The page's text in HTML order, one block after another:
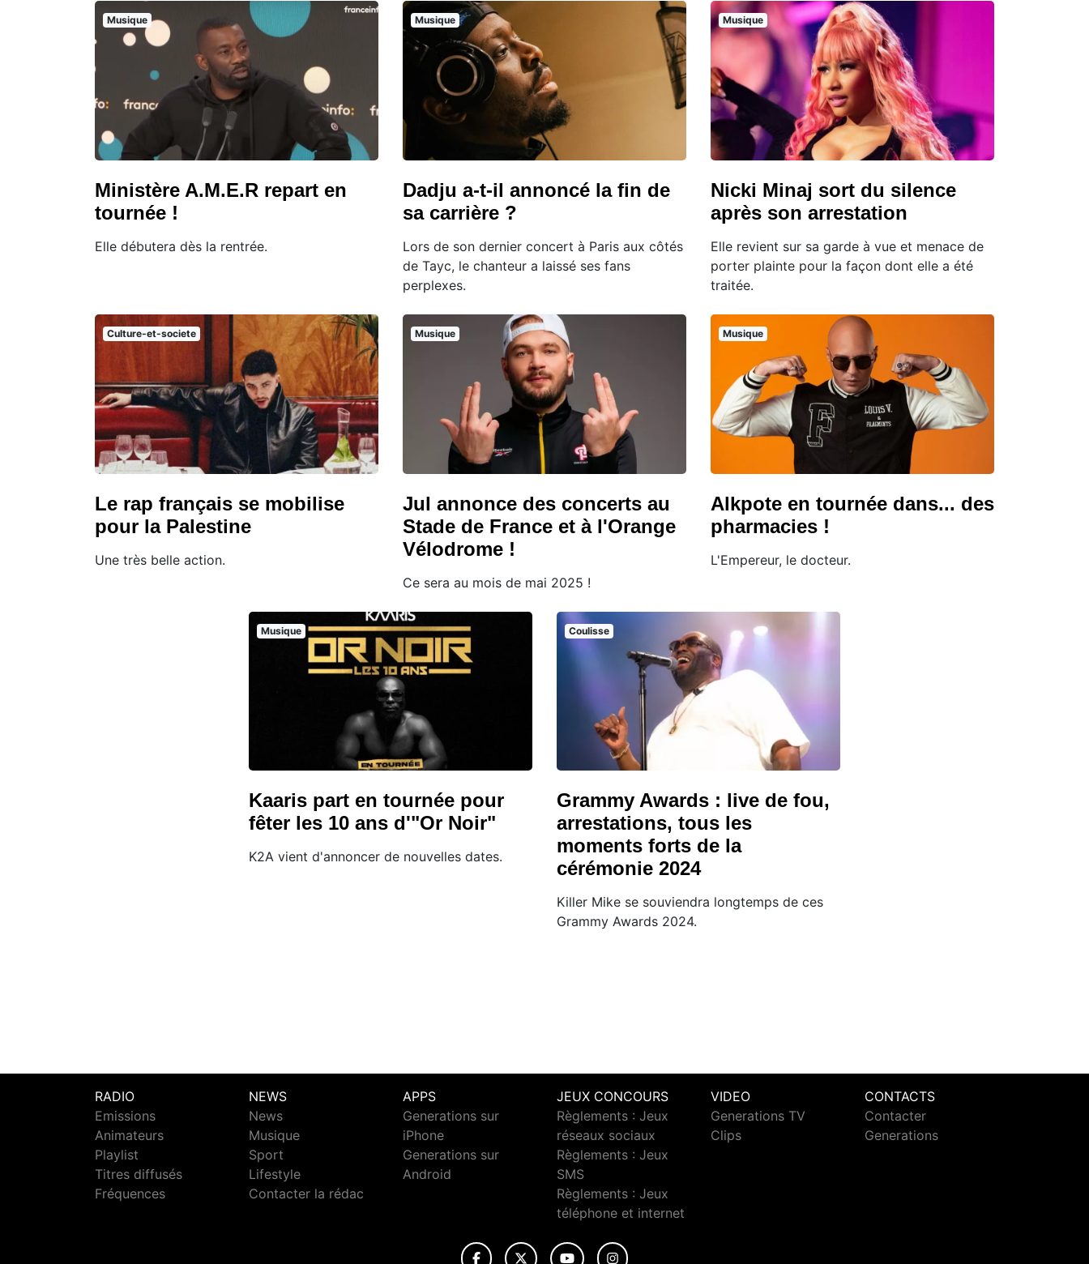
Musique
Ministère A.M.E.R repart en
tournée !
Elle débutera dès la rentrée.
Musique
Dadju a-t-il annoncé la fin de
sa carrière ?
Lors de son dernier concert à Paris aux côtés
de Tayc, le chanteur a laissé ses fans
perplexes.
Musique
Nicki Minaj sort du silence
après son arrestation
Elle revient sur sa garde à vue et menace de
porter plainte pour la façon dont elle a été
traitée.
Culture-et-societe
Le rap français se mobilise
pour la Palestine
Une très belle action.
Musique
Jul annonce des concerts au
Stade de France et à l'Orange
Vélodrome !
Ce sera au mois de mai 2025 !
Musique
Alkpote en tournée dans... des
pharmacies !
L'Empereur, le docteur.
Musique
Kaaris part en tournée pour
fêter les 10 ans d'"Or Noir"
K2A vient d'annoncer de nouvelles dates.
Coulisse
Grammy Awards : live de fou,
arrestations, tous les
moments forts de la
cérémonie 2024
Killer Mike se souviendra longtemps de ces
Grammy Awards 2024.
RADIO
Emissions
Animateurs
Playlist
Titres diffusés
Fréquences
NEWS
News
Musique
Sport
Lifestyle
Contacter la rédac
APPS
Generations sur
iPhone
Generations sur
Android
JEUX CONCOURS
Règlements : Jeux
réseaux sociaux
Règlements : Jeux
SMS
Règlements : Jeux
téléphone et internet
VIDEO
Generations TV
Clips
CONTACTS
Contacter
Generations